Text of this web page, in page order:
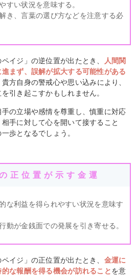
すい状況を意味する。
き、言葉の選び方などを注意する必
イジ」の逆位置が出たとき、
人間関
まず、誤解が拡大する可能性がある
方自身の警戒心や思い込みにより、
引き起こすかもしれません。
の立場や感情を尊重し、慎重に対応
手に対して心を開いて接すること
歩となるでしょう。
正位置が示す金運
な利益を得られやすい状況を意味す
動が金銭面での発展を引き寄せる。
イジ」の正位置が出たとき、 金運に
な報酬を得る機会が訪れることを意